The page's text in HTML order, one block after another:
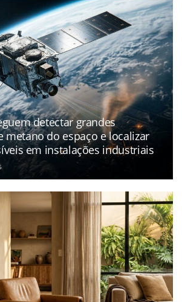
detectar grandes
metano do espaço e localizar
em instalações industriais